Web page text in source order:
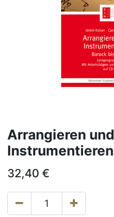
Arrangieren und
Instrumentieren
32,40 €